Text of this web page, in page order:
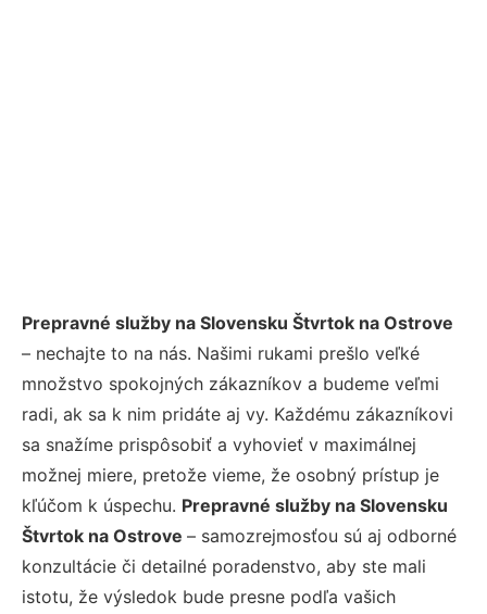
Prepravné služby na Slovensku Štvrtok na Ostrove
– nechajte to na nás. Našimi rukami prešlo veľké
množstvo spokojných zákazníkov a budeme veľmi
radi, ak sa k nim pridáte aj vy. Každému zákazníkovi
sa snažíme prispôsobiť a vyhovieť v maximálnej
možnej miere, pretože vieme, že osobný prístup je
kľúčom k úspechu. Prepravné služby na Slovensku
Štvrtok na Ostrove – samozrejmosťou sú aj odborné
konzultácie či detailné poradenstvo, aby ste mali
istotu, že výsledok bude presne podľa vašich